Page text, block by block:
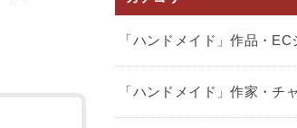
「ハンドメイド」作品・
「ハンドメイド」作家・チ